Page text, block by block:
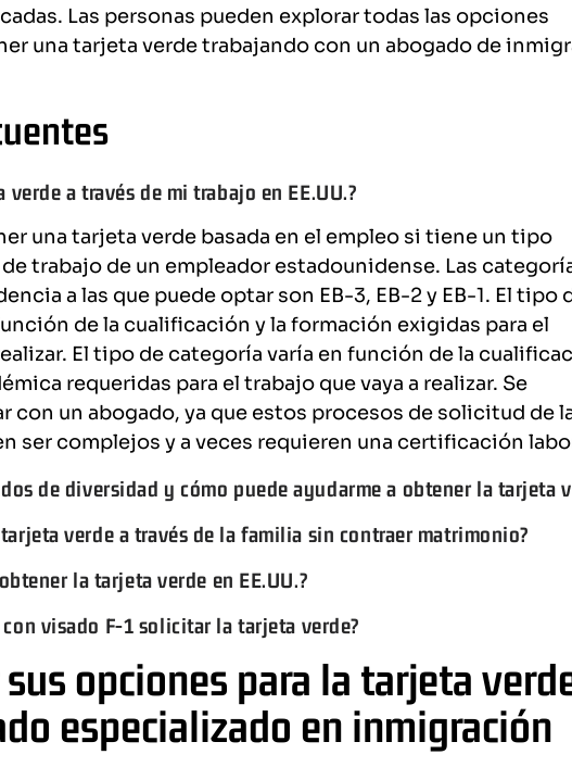
Las personas pueden explorar todas las opciones
una tarjeta verde trabajando con un abogado de
a través de mi trabajo en EE.UU.?
una tarjeta verde basada en el empleo si tiene un tipo
trabajo de un empleador estadounidense. Las
a las que puede optar son EB-3, EB-2 y EB-1. El tipo
de la cualificación y la formación exigidas para el
El tipo de categoría varía en función de la
requeridas para el trabajo que vaya a realizar. Se
con un abogado, ya que estos procesos de solicitud de
ser complejos y a veces requieren una certificación
de diversidad y cómo puede ayudarme a obtener la tarjeta
verde a través de la familia sin contraer matrimonio?
la tarjeta verde en EE.UU.?
visado F-1 solicitar la tarjeta verde?
opciones para la tarjeta
especializado en inmigración